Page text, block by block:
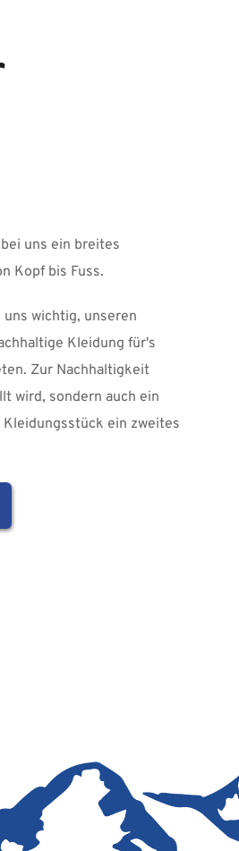
uns ein breites
Kopf bis Fuss.
wichtig, unseren
Kleidung für's
Zur Nachhaltigkeit
wird, sondern auch ein
ein zweites